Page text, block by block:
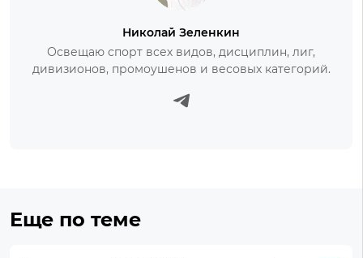
Николай Зеленкин
Освещаю спорт всех видов, дисциплин, лиг,
дивизионов, промоушенов и весовых категорий.
Еще по теме